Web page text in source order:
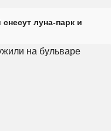
луна-парк и